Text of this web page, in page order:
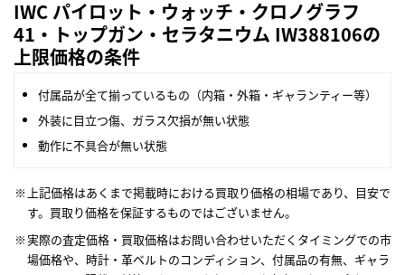
IWC パイロット・ウォッチ・クロノグラフ
41・トップガン・セラタニウム IW388106の
上限価格の条件
付属品が全て揃っているもの（内箱・外箱・ギャランティー等）
外装に目立つ傷、ガラス欠損が無い状態
動作に不具合が無い状態
上記価格はあくまで掲載時における買取り価格の相場であり、目安で
す。買取り価格を保証するものではございません。
実際の査定価格・買取価格はお問い合わせいただくタイミングでの市
場価格や、時計・革ベルトのコンディション、付属品の有無、ギャラ